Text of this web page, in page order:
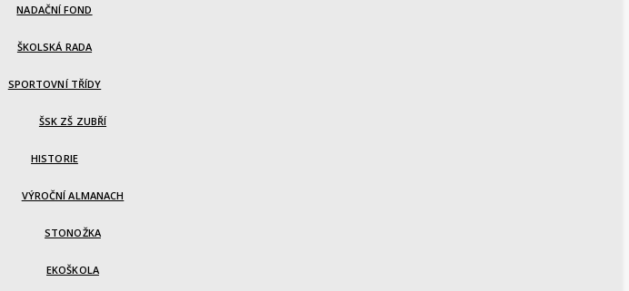
NADAČNÍ FOND
ŠKOLSKÁ RADA
SPORTOVNÍ TŘÍDY
ŠSK ZŠ ZUBŘÍ
HISTORIE
VÝROČNÍ ALMANACH
STONOŽKA
EKOŠKOLA